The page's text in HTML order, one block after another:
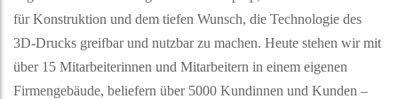
für Konstruktion und dem tiefen Wunsch, die Technologie des
3D-Drucks greifbar und nutzbar zu machen. Heute stehen wir mit
über 15 Mitarbeiterinnen und Mitarbeitern in einem eigenen
Firmengebäude, beliefern über 5000 Kundinnen und Kunden –